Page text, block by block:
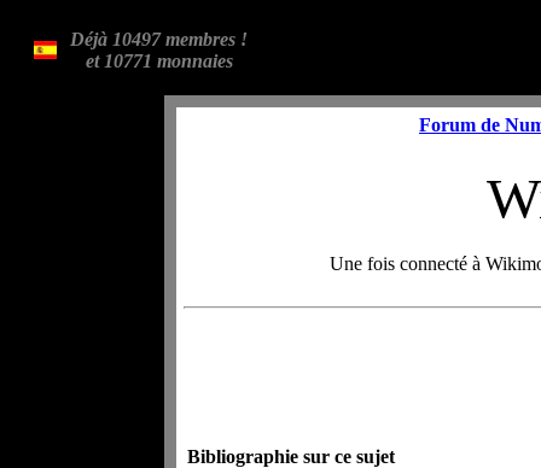
Déjà 10497 membres !
et 10771 monnaies
Forum de
Une fois connecté à
Bibliographie sur ce sujet